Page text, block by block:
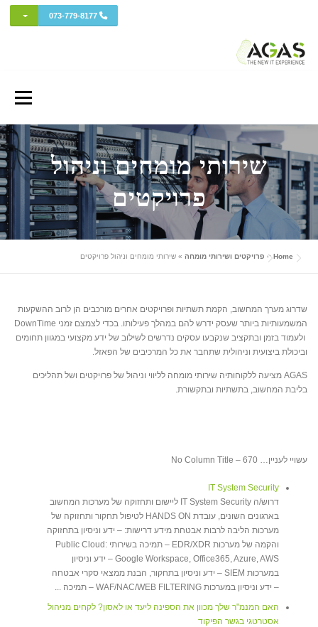
073-779-8177 מתג
Menu
אודות AGAS שירותי המחשוב מחשוב ענן פרויקטים ושירותי מומחה
כל השווקים אבטחת מידע והגנת סייבר איזור לקוחות
ה-IT החדש (בלוג)
שירותי מומחים וניהול
פרויקטים
Home
» פרויקטים ושירותי מומחה » שירותי מומחים וניהול פרויקטים
שדרוג מערך המחשוב, הקמת תשתיות ופרויקטים אחרים מורכבים הן לרוב ההשקעות
המשמעותיות ביותר שעסק ידרש להם במהלך פעילותו. בכדי לצמצם זמני DownTime
ולעמוד בזמן ובתקציב שנקבעו עסקים נדרשים לשילוב של ידע מקצועי במגוון תחומים
וביכולת ביצועית וניהולית שתחבר את כל המרכיבים של הפאזל.
AGAS מציעה ללקוחותיה שירותי מומחה לליווי וניהול של פרויקטים ושל תהליכים
בליבת המחשוב, בתשתיות ובתקשורת.
עשויי לעניין… No Column Title – 670
IT System Security
דרוש/ה IT System Security ליישום ותחזוקה של מערכות המחשוב
בארגונים השונים, עובדת HANDS ON לטיפול תחקור ותחזוקה של
מערכות הליבה לרבות אבטחת מידע דרישות: – ידע וניסיון בתחזוקה
והקמה של מערכות EDR/XDR – תמיכה בשירותי Public Cloud:
Google Workspace, Office365, Azure, AWS – ידע וניסיון
במערכות SIEM – ידע וניסיון בתחקור, הבנת ממצאי סקרי אבטחה
– ידע וניסיון במערכות WAF/NAC/WEB FILTERING – תמיכה ...
האם המנמ"ר שלך מכוון את הספינה ליעד או לאסון? לקחים מניהול
אסטרטגי בגשר הפיקוד